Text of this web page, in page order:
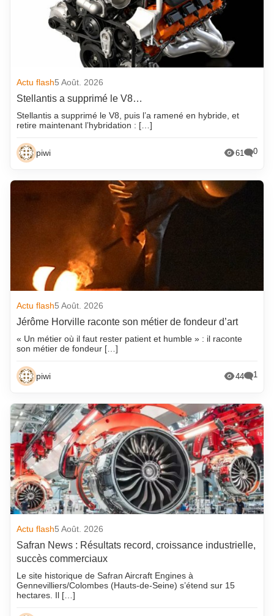
Actu flash5 Août. 2026
Stellantis a supprimé le V8…
Stellantis a supprimé le V8, puis l’a ramené en hybride, et
retire maintenant l’hybridation : […]
piwi 61 0
Actu flash5 Août. 2026
Jérôme Horville raconte son métier de fondeur d’art
« Un métier où il faut rester patient et humble » : il raconte
son métier de fondeur […]
piwi 44 1
Actu flash5 Août. 2026
Safran News : Résultats record, croissance industrielle,
succès commerciaux
Le site historique de Safran Aircraft Engines à
Gennevilliers/Colombes (Hauts-de-Seine) s’étend sur 15
hectares. Il […]